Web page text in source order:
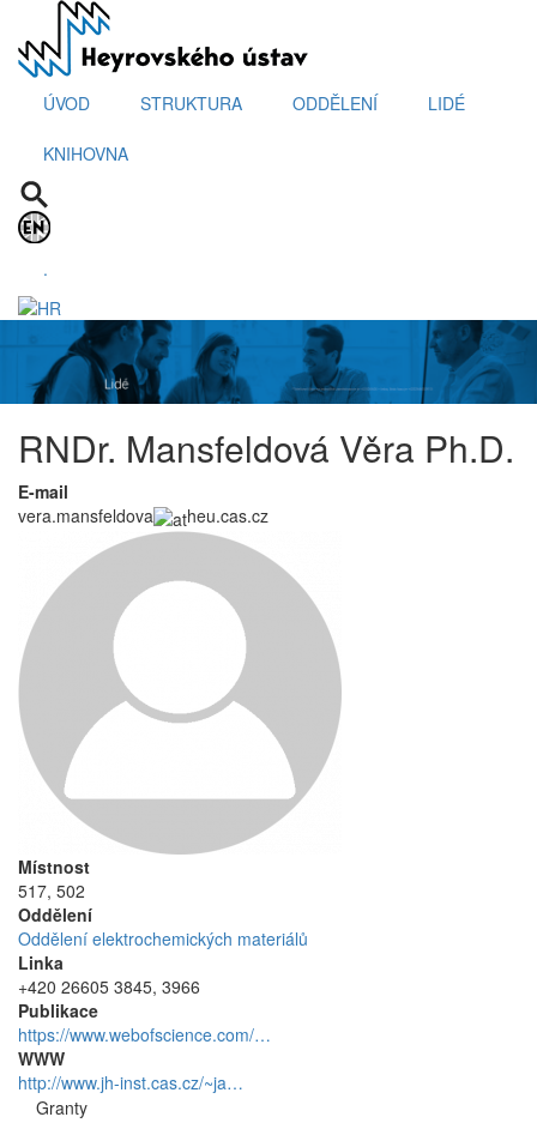
hlavnímu
obsahu
ÚVOD
STRUKTURA ODDĚLENÍ LIDÉ
KNIHOVNA
.
RNDr. Mansfeldová Věra Ph.D.
E-mail
vera.mansfeldova
heu.cas.cz
Místnost
517, 502
Oddělení
Oddělení elektrochemických materiálů
Linka
+420 26605 3845, 3966
Publikace
https://www.webofscience.com/…
WWW
http://www.jh-inst.cas.cz/~ja…
Granty